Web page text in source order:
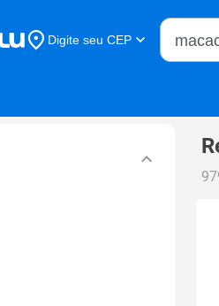
Digite seu CEP
Buscar